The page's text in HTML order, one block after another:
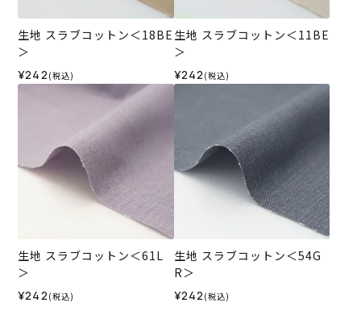
生地 スラブコットン＜18BE
＞
¥242 (税込)
生地 スラブコットン＜11BE
＞
¥242 (税込)
生地 スラブコットン＜61L
＞
¥242 (税込)
生地 スラブコットン＜54G
R＞
¥242 (税込)